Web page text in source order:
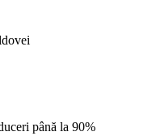
până la 90%